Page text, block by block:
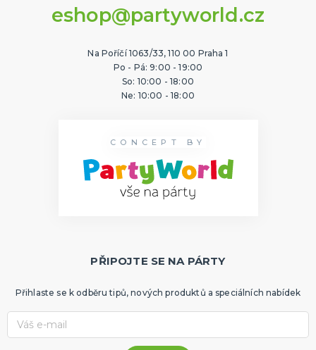
eshop@partyworld.cz
Na Poříčí 1063/33, 110 00 Praha 1
Po - Pá: 9:00 - 19:00
So: 10:00 - 18:00
Ne: 10:00 - 18:00
CONCEPT BY
PŘIPOJTE SE NA PÁRTY
Přihlaste se k odběru tipů, nových produktů a speciálních nabídek